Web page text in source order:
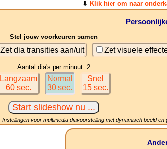
⇓ Klik hier om naar
Stel jouw voorkeuren samen
Zet dia transities aan/uit Zet visuele
Aantal dia's per minuut: 2
Langzaam
60 sec.
Normal
30 sec.
Snel
15 sec.
Instellingen voor multimedia diavoorstelling met dynamisch beeld